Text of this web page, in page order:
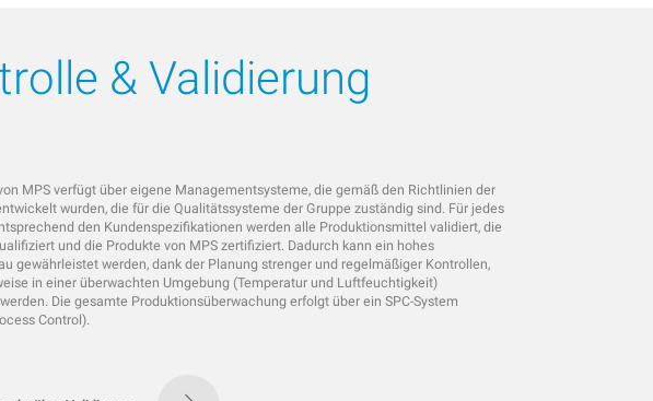
& Validierung
MPS verfügt über eigene Managementsysteme, die gemäß den Richtlinien der
wurden, die für die Qualitätssysteme der Gruppe zuständig sind. Für jedes
den Kundenspezifikationen werden alle Produktionsmittel validiert, die
und die Produkte von MPS zertifiziert. Dadurch kann ein hohes
gewährleistet werden, dank der Planung strenger und regelmäßiger Kontrollen,
in einer überwachten Umgebung (Temperatur und Luftfeuchtigkeit)
Die gesamte Produktionsüberwachung erfolgt über ein SPC-System
Control).